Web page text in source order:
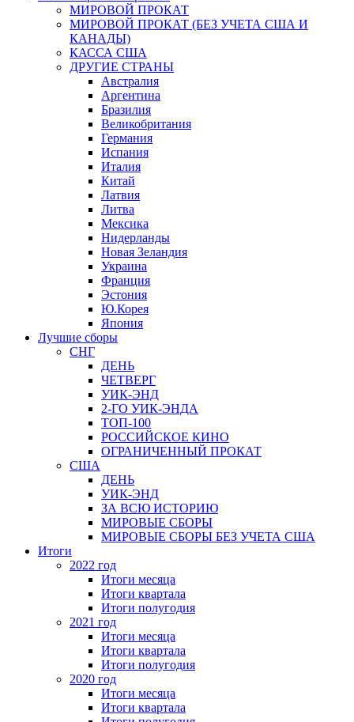
МИРОВОЙ ПРОКАТ
МИРОВОЙ ПРОКАТ (БЕЗ УЧЕТА США И
КАНАДЫ)
КАССА США
ДРУГИЕ СТРАНЫ
Австралия
Аргентина
Бразилия
Великобритания
Германия
Испания
Италия
Китай
Латвия
Литва
Мексика
Нидерланды
Новая Зеландия
Украина
Франция
Эстония
Ю.Корея
Япония
Лучшие сборы
СНГ
ДЕНЬ
ЧЕТВЕРГ
УИК-ЭНД
2-ГО УИК-ЭНДА
ТОП-100
РОССИЙСКОЕ КИНО
ОГРАНИЧЕННЫЙ ПРОКАТ
США
ДЕНЬ
УИК-ЭНД
ЗА ВСЮ ИСТОРИЮ
МИРОВЫЕ СБОРЫ
МИРОВЫЕ СБОРЫ БЕЗ УЧЕТА США
Итоги
2022 год
Итоги месяца
Итоги квартала
Итоги полугодия
2021 год
Итоги месяца
Итоги квартала
Итоги полугодия
2020 год
Итоги месяца
Итоги квартала